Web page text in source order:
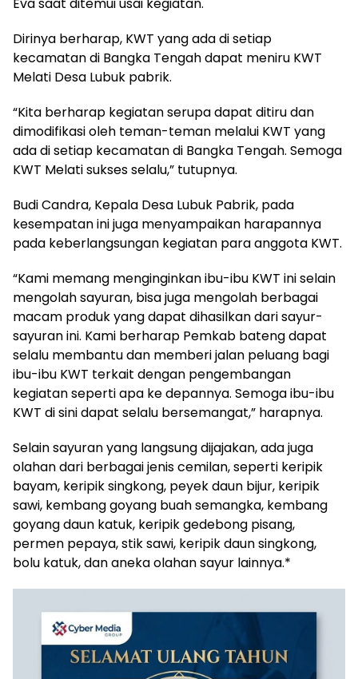
Dirinya berharap, KWT yang ada di setiap
kecamatan di Bangka Tengah dapat meniru KWT
Melati Desa Lubuk pabrik.
“Kita berharap kegiatan serupa dapat ditiru dan
dimodifikasi oleh teman-teman melalui KWT yang
ada di setiap kecamatan di Bangka Tengah. Semoga
KWT Melati sukses selalu,” tutupnya.
Budi Candra, Kepala Desa Lubuk Pabrik, pada
kesempatan ini juga menyampaikan harapannya
pada keberlangsungan kegiatan para anggota KWT.
“Kami memang menginginkan ibu-ibu KWT ini selain
mengolah sayuran, bisa juga mengolah berbagai
macam produk yang dapat dihasilkan dari sayur-
sayuran ini. Kami berharap Pemkab bateng dapat
selalu membantu dan memberi jalan peluang bagi
ibu-ibu KWT terkait dengan pengembangan
kegiatan seperti apa ke depannya. Semoga ibu-ibu
KWT di sini dapat selalu bersemangat,” harapnya.
Selain sayuran yang langsung dijajakan, ada juga
olahan dari berbagai jenis cemilan, seperti keripik
bayam, keripik singkong, peyek daun bijur, keripik
sawi, kembang goyang buah semangka, kembang
goyang daun katuk, keripik gedebong pisang,
permen pepaya, stik sawi, keripik daun singkong,
bolu katuk, dan aneka olahan sayur lainnya.*